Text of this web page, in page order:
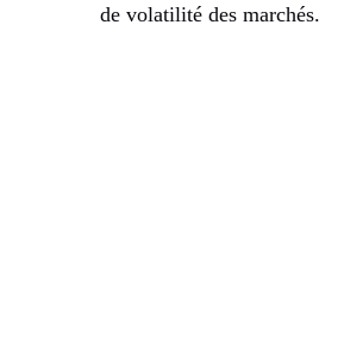
de volatilité des marchés.